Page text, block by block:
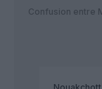
Confusion entre